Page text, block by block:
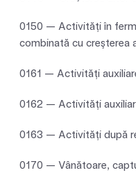
0150 — Activităţi în
combinată cu creşterea
0161 — Activităţi
0162 — Activităţi
0163 — Activităţi după
0170 — Vânătoare,